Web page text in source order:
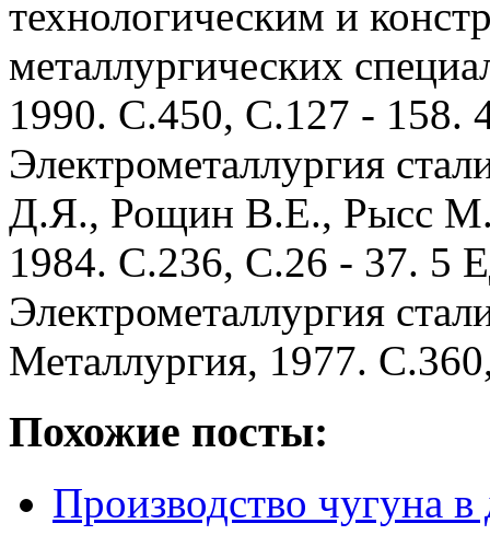
технологическим и
металлургических
1990. С.450, С.127 - 158.
Электрометаллургия
Д.Я., Рощин В.Е., Рысс
1984. С.236, С.26 - 37. 5
Электрометаллургия
Металлургия, 1977.
Похожие посты:
Производство чугуна